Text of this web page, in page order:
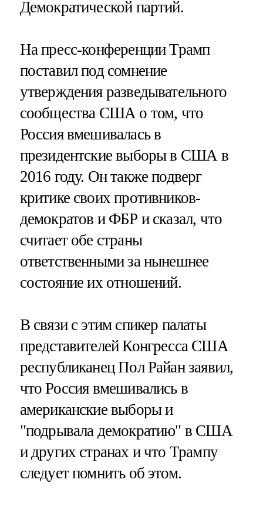
Демократической партий.
На пресс-конференции Трамп
поставил под сомнение
утверждения разведывательного
сообщества США о том, что
Россия вмешивалась в
президентские выборы в США в
2016 году. Он также подверг
критике своих противников-
демократов и ФБР и сказал, что
считает обе страны
ответственными за нынешнее
состояние их отношений.
В связи с этим спикер палаты
представителей Конгресса США
республиканец Пол Райан заявил,
что Россия вмешивались в
американские выборы и
"подрывала демократию" в США
и других странах и что Трампу
следует помнить об этом.